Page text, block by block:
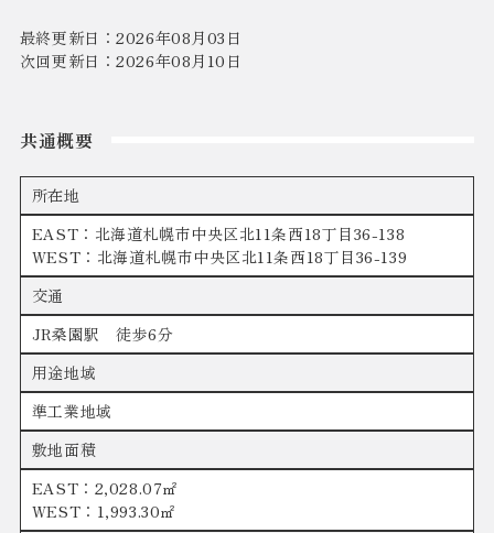
最終更新日：2026年08月03日
次回更新日：2026年08月10日
共通概要
所在地
EAST：北海道札幌市中央区北11条西18丁目36-138
WEST：北海道札幌市中央区北11条西18丁目36-139
交通
JR桑園駅 徒歩6分
用途地域
準工業地域
敷地面積
EAST：2,028.07㎡
WEST：1,993.30㎡